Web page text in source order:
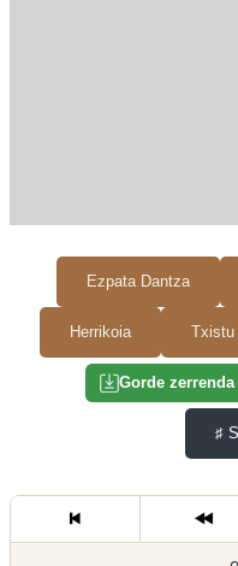
Ezpata Dantza
Herrikoia Txistu
Gorde zerrenda
♯